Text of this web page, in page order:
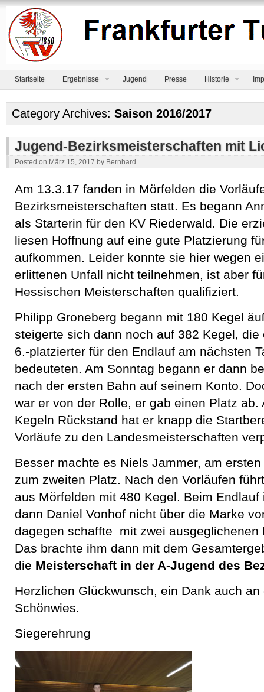
Startseite Ergebnisse Jugend Presse Historie
Category Archives: Saison 2016/2017
Jugend-Bezirksmeisterschaften mit
Posted on März 15, 2017 by Bernhard
Am 13.3.17 fanden in Mörfelden die
Bezirksmeisterschaften statt. Es begann
als Starterin für den KV Riederwald. Die
liesen Hoffnung auf eine gute Platzierung
aufkommen. Leider konnte sie hier wegen
erlittenen Unfall nicht teilnehmen, ist aber
Hessischen Meisterschaften qualifiziert.
Philipp Groneberg begann mit 180 Kegel
steigerte sich dann noch auf 382 Kegel,
6.-platzierter für den Endlauf am nächsten
bedeuteten. Am Sonntag begann er dann
nach der ersten Bahn auf seinem Konto.
war er von der Rolle, er gab einen Platz
Kegeln Rückstand hat er knapp die
Vorläufe zu den Landesmeisterschaften
Besser machte es Niels Jammer, am
zum zweiten Platz. Nach den Vorläufen
aus Mörfelden mit 480 Kegel. Beim
dann Daniel Vonhof nicht über die Marke
dagegen schaffte mit zwei
Das brachte ihm dann mit dem
die Meisterschaft in der A-Jugend des
Herzlichen Glückwunsch, ein Dank auch
Schönwies.
Siegerehrung